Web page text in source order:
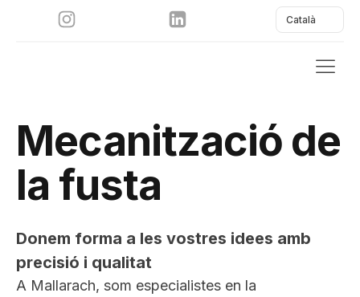
Català
Mecanització de
la fusta
Donem forma a les vostres idees amb
precisió i qualitat
A Mallarach, som especialistes en la